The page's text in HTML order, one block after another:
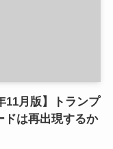
11月版】トランプ
ドは再出現するか